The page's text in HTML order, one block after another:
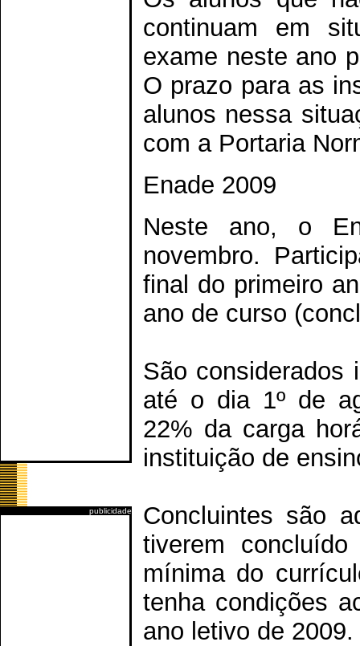
publicidade
continuam em
exame neste ano
O prazo para as
alunos nessa
com a Portaria
Enade 2009
Neste ano, o
novembro.
final do primeiro
ano de curso
São considerados
até o dia 1º de
22% da carga
instituição de
Concluintes são
tiverem
mínima do
tenha condições
ano letivo de 2009.